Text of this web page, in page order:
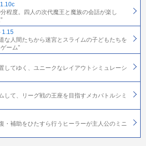
程度。四人の次代魔王と魔族の会話が楽し
1.15
な人間たちから迷宮とスライムの子どもたちを
ーム”
してゆく、ユニークなレイアウトシミュレーシ
して、リーグ戦の王座を目指すメカバトルシミ
・補助をひたすら行うヒーラーが主人公のミニ